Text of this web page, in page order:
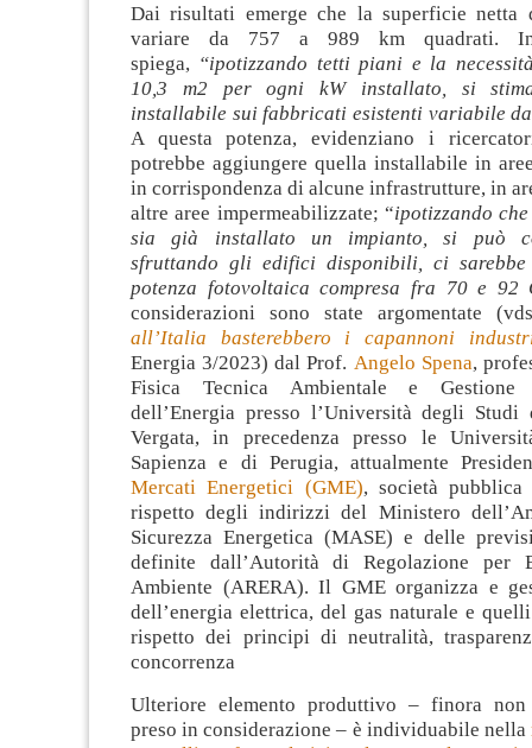
Dai risultati emerge che la superficie netta
variare da 757 a 989 km quadrati.
spiega, “ipotizzando tetti piani e la
10,3 m2 per ogni kW installato, si
installabile sui fabbricati esistenti variabile
A questa potenza, evidenziano i
potrebbe aggiungere quella installabile in
in corrispondenza di alcune infrastrutture, in
altre aree impermeabilizzate; “ipotizzando
sia già installato un impianto, si può
sfruttando gli edifici disponibili, ci
potenza fotovoltaica compresa fra 70 e 92
considerazioni sono state argomentate
all’Italia basterebbero i capannoni
Energia 3/2023) dal Prof. Angelo Spena,
Fisica Tecnica Ambientale e Gestione
dell’Energia presso l’Università degli
Vergata, in precedenza presso le
Sapienza e di Perugia, attualmente
Mercati Energetici (GME), società
rispetto degli indirizzi del Ministero
Sicurezza Energetica (MASE) e delle
definite dall’Autorità di Regolazione per
Ambiente (ARERA). Il GME organizza e
dell’energia elettrica, del gas naturale e
rispetto dei principi di neutralità,
concorrenza
Ulteriore elemento produttivo – finora non
preso in considerazione – è individuabile nella